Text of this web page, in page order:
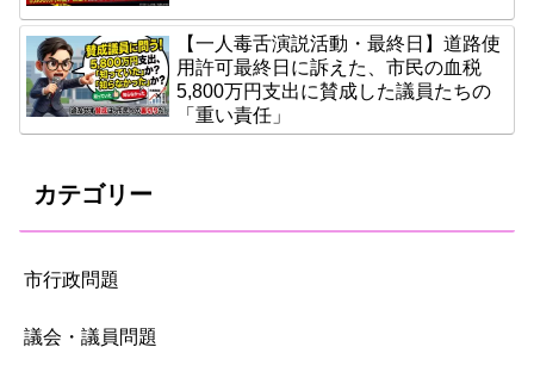
【一人毒舌演説活動・最終日】道路使
用許可最終日に訴えた、市民の血税
5,800万円支出に賛成した議員たちの
「重い責任」
カテゴリー
市行政問題
議会・議員問題